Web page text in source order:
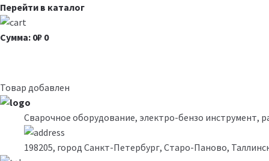
Перейти в каталог
Сумма: 0₽ 0
Товар добавлен
Сварочное оборудование, электро-бензо инструмент,
198205, город Санкт-Петербург, Старо-Паново,